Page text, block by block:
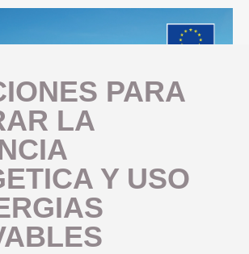
PARA
LA
Y USO